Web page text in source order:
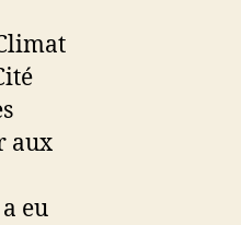
aux
eu